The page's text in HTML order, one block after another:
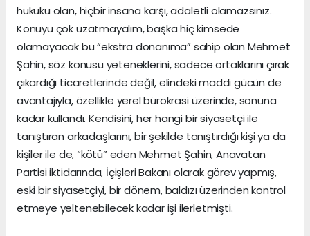
hukuku olan, hiçbir insana karşı, adaletli olamazsınız.
Konuyu çok uzatmayalım, başka hiç kimsede
olamayacak bu “ekstra donanıma” sahip olan Mehmet
Şahin, söz konusu yeteneklerini, sadece ortaklarını çırak
çıkardığı ticaretlerinde değil, elindeki maddi gücün de
avantajıyla, özellikle yerel bürokrasi üzerinde, sonuna
kadar kullandı. Kendisini, her hangi bir siyasetçi ile
tanıştıran arkadaşlarını, bir şekilde tanıştırdığı kişi ya da
kişiler ile de, “kötü” eden Mehmet Şahin, Anavatan
Partisi iktidarında, İçişleri Bakanı olarak görev yapmış,
eski bir siyasetçiyi, bir dönem, baldızı üzerinden kontrol
etmeye yeltenebilecek kadar işi ilerletmişti.